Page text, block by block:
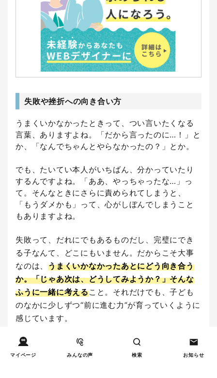
マイページ みんなの声 検索 お知らせ
失敗や挫折への向き合い方
うまくいかなかったときって、つい言いたくなる
言葉、ありますよね。「だから言ったのに…！」と
か、「なんでちゃんとやらなかったの？」とか。
でも、たいてい本人がいちばん、分かっていたり
するんですよね。「ああ、やっちゃったな…」っ
て。そんなときにさらに責められてしまうと、
「もうダメかも」って、心がしぼんでしまうこと
もありますよね。
失敗って、だれにでもあるものだし、完璧にでき
る子なんて、どこにもいません。だからこそ大事
なのは、 うまくいかなかったあとにどう向き合う
か。「じゃあ次は、どうしてみようか？」そんな
ふうに一緒に考えること。それだけでも、子ども
のなかに少しずつ“前に進む力”が育っていくように
感じています。
そして、そういうやりとりの積み重ねが、
「自分
って、大丈夫かもしれない」そんなふうに思える